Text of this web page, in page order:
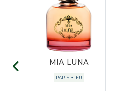
MIA LUNA
PARIS BLEU